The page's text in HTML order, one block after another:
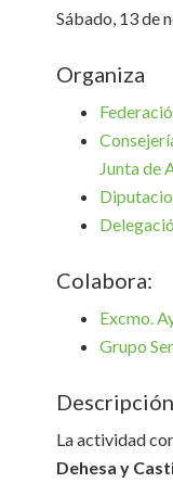
Sábado, 13 de
Organiza
Junta de
Colabora:
Excmo.
Grupo
La actividad
Dehesa y